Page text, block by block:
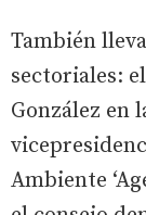
También
sectoriales:
González en
Ambiente